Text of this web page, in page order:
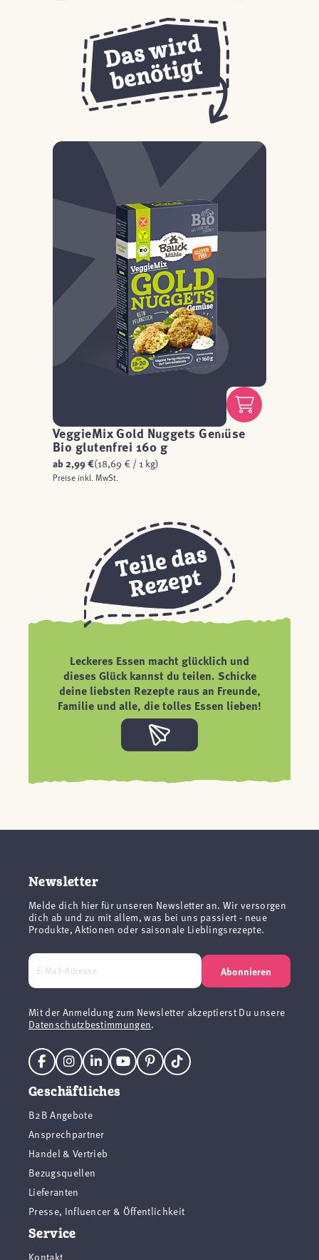
VeggieMix Gold Nuggets Gemüse
Bio glutenfrei 160 g
ab 2,99 €(18,69 € / 1 kg)
Preise inkl. MwSt.
Leckeres Essen macht glücklich und
dieses Glück kannst du teilen. Schicke
deine liebsten Rezepte raus an Freunde,
Familie und alle, die tolles Essen lieben!
Newsletter
Melde dich hier für unseren Newsletter an. Wir versorgen
dich ab und zu mit allem, was bei uns passiert - neue
Produkte, Aktionen oder saisonale Lieblingsrezepte.
Abonnieren
Mit der Anmeldung zum Newsletter akzeptierst Du unsere
Datenschutzbestimmungen.
Geschäftliches
B2B Angebote
Ansprechpartner
Handel & Vertrieb
Bezugsquellen
Lieferanten
Presse, Influencer & Öffentlichkeit
Service
Kontakt